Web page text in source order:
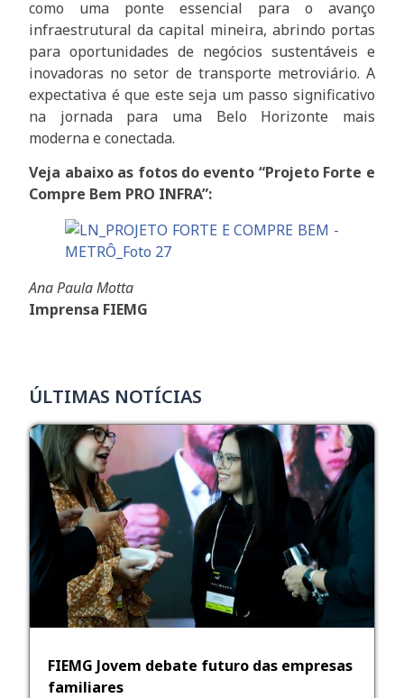
como uma ponte essencial para o avanço
infraestrutural da capital mineira, abrindo portas
para oportunidades de negócios sustentáveis e
inovadoras no setor de transporte metroviário. A
expectativa é que este seja um passo significativo
na jornada para uma Belo Horizonte mais
moderna e conectada.
Veja abaixo as fotos do evento “Projeto Forte e
Compre Bem PRO INFRA”:
Ana Paula Motta
Imprensa FIEMG
ÚLTIMAS NOTÍCIAS
FIEMG Jovem debate futuro das empresas
familiares